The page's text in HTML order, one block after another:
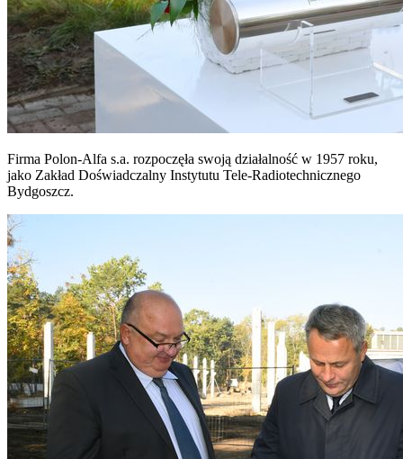
Firma Polon-Alfa s.a. rozpoczęła swoją działalność w 1957 roku,
jako Zakład Doświadczalny Instytutu Tele-Radiotechnicznego
Bydgoszcz.